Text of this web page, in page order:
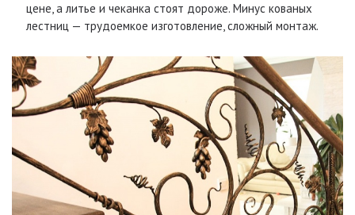
цене, а литье и чеканка стоят дороже. Минус кованых
лестниц — трудоемкое изготовление, сложный монтаж.